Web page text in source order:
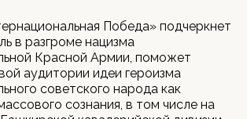
Победа» подчеркнет
в разгроме нацизма
Красной Армии, поможет
аудитории идеи героизма
советского народа как
сознания, в том числе на